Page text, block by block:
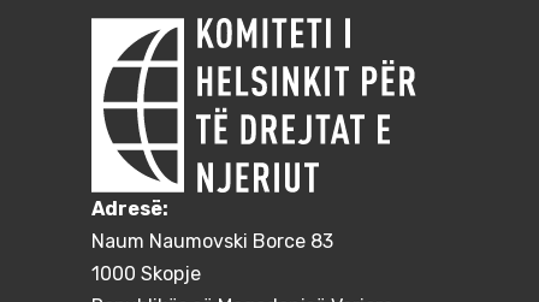
Adresë:
Naum Naumovski Borce 83
1000 Skopje